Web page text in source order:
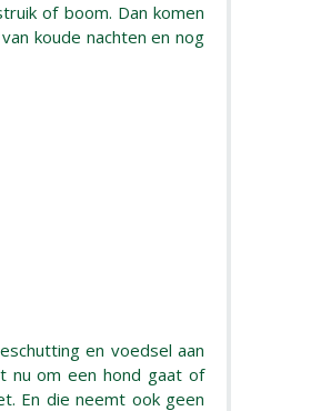
of boom. Dan komen
koude nachten en nog
en voedsel aan
nu om een hond gaat of
En die neemt ook geen